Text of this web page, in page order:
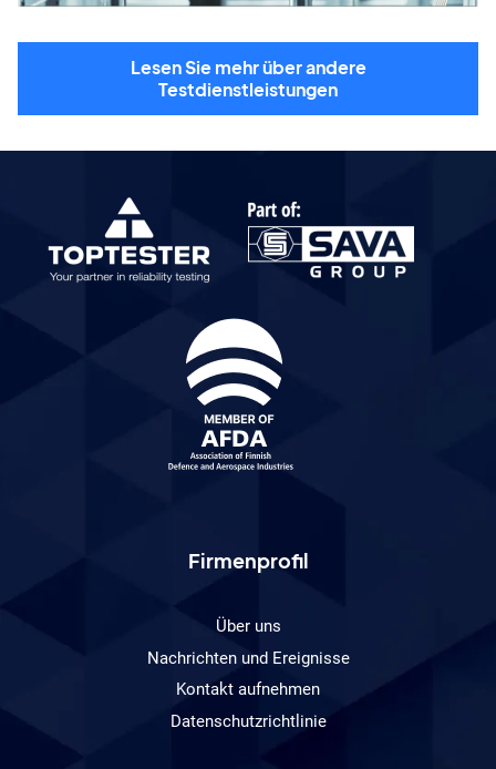
Lesen Sie mehr über andere
Testdienstleistungen
Firmenprofil
Über uns
Nachrichten und Ereignisse
Kontakt aufnehmen
Datenschutzrichtlinie